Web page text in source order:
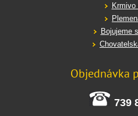
Krmivo
Bojujeme
Objednávka
739